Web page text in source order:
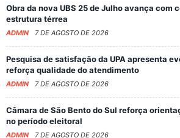
Obra da nova UBS 25 de Julho avança com
estrutura térrea
ADMIN 7 DE AGOSTO DE 2026
Pesquisa de satisfação da UPA apresenta
reforça qualidade do atendimento
ADMIN 7 DE AGOSTO DE 2026
Câmara de São Bento do Sul reforça
no período eleitoral
ADMIN 7 DE AGOSTO DE 2026